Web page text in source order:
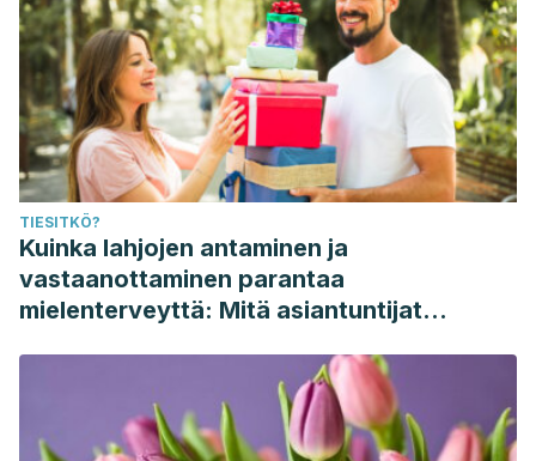
TIESITKÖ?
Kuinka lahjojen antaminen ja
vastaanottaminen parantaa
mielenterveyttä: Mitä asiantuntijat